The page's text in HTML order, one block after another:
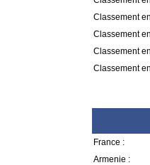
Classement
Classement
Classement
Classement
France :
Armenie :